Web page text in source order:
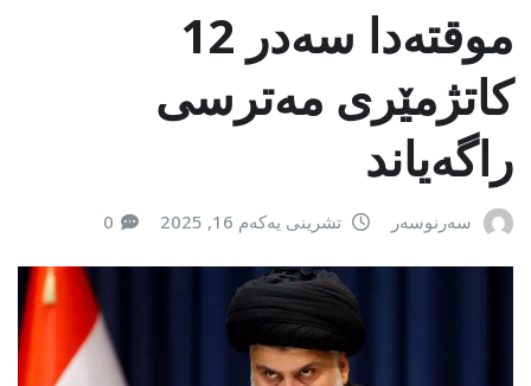
موقتەدا سەدر 12
کاتژمێری مەترسی
راگەیاند
سەرنوسەر تشرینی یەکەم 16, 2025 0